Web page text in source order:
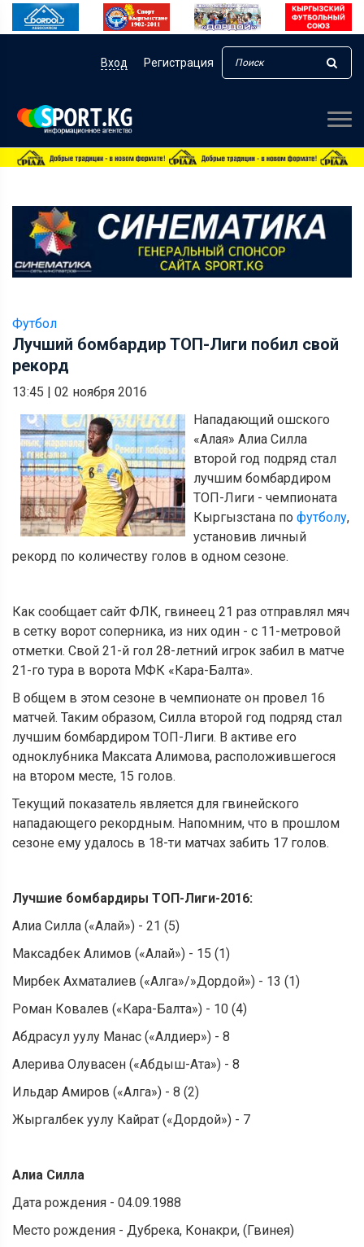
Вход Регистрация
Футбол
Лучший бомбардир ТОП-Лиги побил свой
рекорд
13:45 | 02 ноября 2016
Нападающий ошского
«Алая» Алиа Силла
второй год подряд стал
лучшим бомбардиром
ТОП-Лиги - чемпионата
Кыргызстана по футболу,
установив личный
рекорд по количеству голов в одном сезоне.
Как сообщает сайт ФЛК, гвинеец 21 раз отправлял мяч
в сетку ворот соперника, из них один - с 11-метровой
отметки. Свой 21-й гол 28-летний игрок забил в матче
21-го тура в ворота МФК «Кара-Балта».
В общем в этом сезоне в чемпионате он провел 16
матчей. Таким образом, Силла второй год подряд стал
лучшим бомбардиром ТОП-Лиги. В активе его
одноклубника Максата Алимова, расположившегося
на втором месте, 15 голов.
Текущий показатель является для гвинейского
нападающего рекордным. Напомним, что в прошлом
сезоне ему удалось в 18-ти матчах забить 17 голов.
Лучшие бомбардиры ТОП-Лиги-2016:
Алиа Силла («Алай») - 21 (5)
Максадбек Алимов («Алай») - 15 (1)
Мирбек Ахматалиев («Алга»/»Дордой») - 13 (1)
Роман Ковалев («Кара-Балта») - 10 (4)
Абдрасул уулу Манас («Алдиер») - 8
Алерива Олувасен («Абдыш-Ата») - 8
Ильдар Амиров («Алга») - 8 (2)
Жыргалбек уулу Кайрат («Дордой») - 7
Алиа Силла
Дата рождения - 04.09.1988
Место рождения - Дубрека, Конакри, (Гвинея)